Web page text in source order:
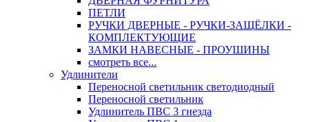
ПЕТЛИ
РУЧКИ ДВЕРНЫЕ - РУЧКИ-ЗАЩЁЛКИ -
КОМПЛЕКТУЮЩИЕ
ЗАМКИ НАВЕСНЫЕ - ПРОУШИНЫ
смотреть все...
Удлинители
Переносной светильник светодиодный
Переносной светильник
Удлинитель ПВС 3 гнезда